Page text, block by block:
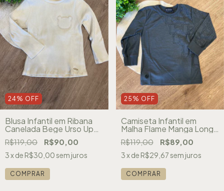
24 % OFF
Blusa Infantil em Ribana
Canelada Bege Urso Up
Baby 080246805
R$119,00 R$90,00
3x de R$30,00 sem juros
COMPRAR
25 % OFF
Camiseta Infantil em
Malha Flame Manga Longa
Cinza Chumbo LucBoo
89362
R$119,00 R$89,00
3x de R$29,67 sem juros
COMPRAR